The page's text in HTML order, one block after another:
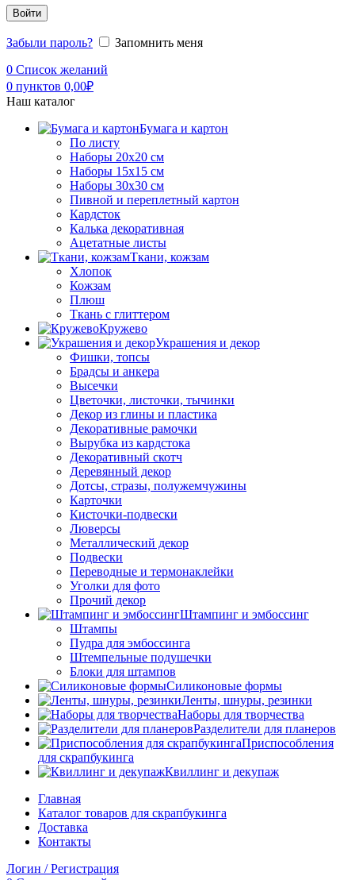
Войти
Забыли пароль?
Запомнить меня
0 Список желаний
0 пунктов 0,00₽
Наш каталог
Бумага и картон
По листу
Наборы 20х20 см
Наборы 15х15 см
Наборы 30х30 см
Пивной и переплетный картон
Кардсток
Калька декоративная
Ацетатные листы
Ткани, кожзам
Хлопок
Кожзам
Плюш
Ткань с глиттером
Кружево
Украшения и декор
Фишки, топсы
Брадсы и анкера
Высечки
Цветочки, листочки, тычинки
Декор из глины и пластика
Декоративные рамочки
Вырубка из кардстока
Декоративный скотч
Деревянный декор
Дотсы, стразы, полужемчужины
Карточки
Кисточки-подвески
Люверсы
Металлический декор
Подвески
Переводные и термонаклейки
Уголки для фото
Прочий декор
Штампинг и эмбоссинг
Штампы
Пудра для эмбоссинга
Штемпельные подушечки
Блоки для штампов
Силиконовые формы
Ленты, шнуры, резинки
Наборы для творчества
Разделители для планеров
Приспособления
для скрапбукинга
Квиллинг и декупаж
Главная
Каталог товаров для скрапбукинга
Доставка
Контакты
Логин / Регистрация